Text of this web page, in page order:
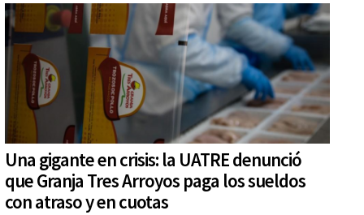
Una gigante en crisis: la UATRE denunció
que Granja Tres Arroyos paga los sueldos
con atraso y en cuotas